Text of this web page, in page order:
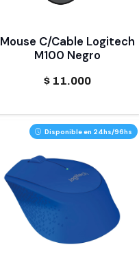
Mouse C/Cable Logitech
M100 Negro
$11.000
Disponible en 24hs/96hs